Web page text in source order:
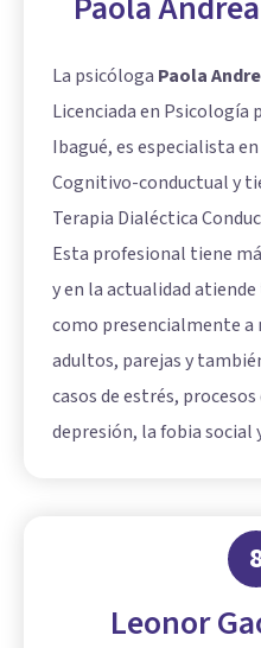
La psicóloga Paola
Licenciada en Psicología
Ibagué, es especialista
Cognitivo-conductual y
Terapia Dialéctica
Esta profesional tiene
y en la actualidad
como presencialmente a
adultos, parejas y
casos de estrés, procesos
depresión, la fobia
Leonor